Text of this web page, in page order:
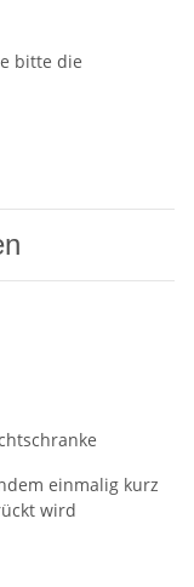
bitte die
einmalig kurz
wird